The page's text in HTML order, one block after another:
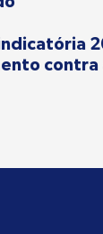
contra